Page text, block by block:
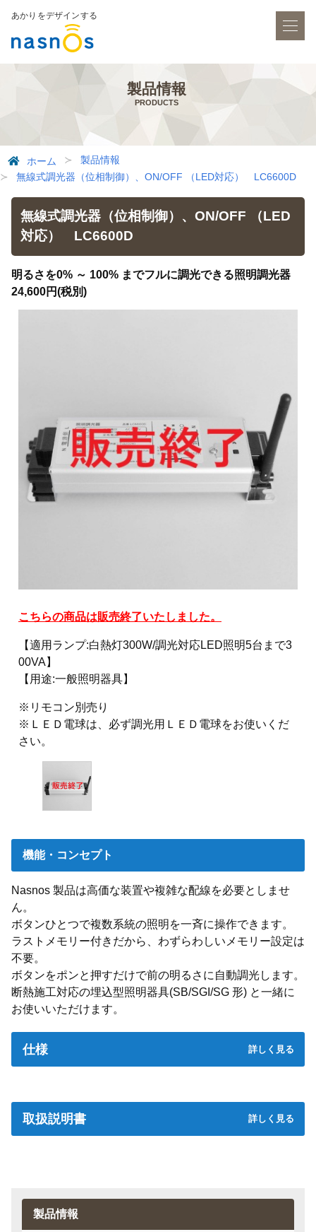
あかりをデザインする
製品情報
PRODUCTS
ホーム
製品情報
無線式調光器（位相制御）、ON/OFF （LED対応） LC6600D
無線式調光器（位相制御）、ON/OFF （LED
対応） LC6600D
明るさを0% ～ 100% までフルに調光できる照明調光器
24,600円(税別)
こちらの商品は販売終了いたしました。
【適用ランプ:白熱灯300W/調光対応LED照明5台まで3
00VA】
【用途:一般照明器具】
※リモコン別売り
※ＬＥＤ電球は、必ず調光用ＬＥＤ電球をお使いくだ
さい。
機能・コンセプト
Nasnos 製品は高価な装置や複雑な配線を必要としませ
ん。
ボタンひとつで複数系統の照明を一斉に操作できます。
ラストメモリー付きだから、わずらわしいメモリー設定は
不要。
ボタンをポンと押すだけで前の明るさに自動調光します。
断熱施工対応の埋込型照明器具(SB/SGI/SG 形) と一緒に
お使いいただけます。
仕様
取扱説明書
設置手順書
製品情報